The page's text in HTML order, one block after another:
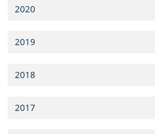
2020
2019
2018
2017